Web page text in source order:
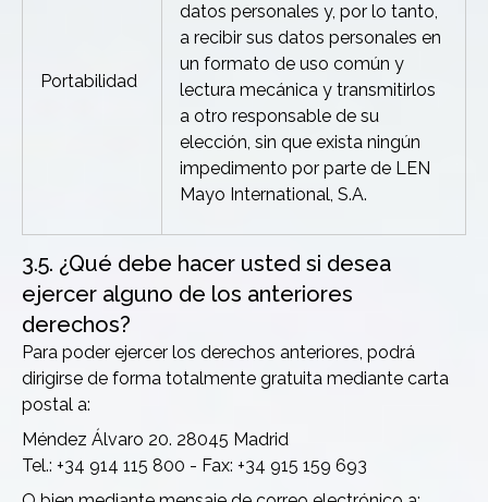
Portabilidad
datos personales y, por lo tanto,
a recibir sus datos personales en
un formato de uso común y
lectura mecánica y transmitirlos
a otro responsable de su
elección, sin que exista ningún
impedimento por parte de LEN
Mayo International, S.A.
3.5. ¿Qué debe hacer usted si desea
ejercer alguno de los anteriores
derechos?
Para poder ejercer los derechos anteriores, podrá
dirigirse de forma totalmente gratuita mediante carta
postal a:
Méndez Álvaro 20. 28045 Madrid
Tel.: +34 914 115 800 - Fax: +34 915 159 693